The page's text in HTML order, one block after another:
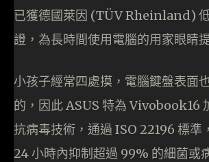
已獲德國萊因 (TÜV Rheinland)
證，為長時間使用電腦的用家眼睛
小孩子經常四處摸，電腦鍵盤表面
的，因此 ASUS 特為 Vivobook16
抗病毒技術，通過 ISO 22196 標準
24 小時內抑制超過 99% 的細菌或